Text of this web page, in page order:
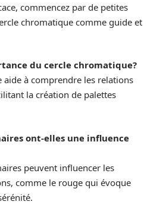
commencez par de petites
chromatique comme guide et
du cercle chromatique?
aide à comprendre les relations
la création de palettes
ont-elles une influence
peuvent influencer les
comme le rouge qui évoque